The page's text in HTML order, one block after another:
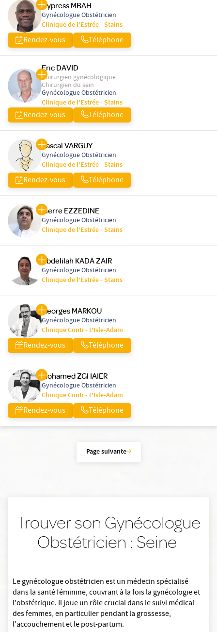
Cypress MBAH
Gynécologue Obstétricien
Clinique de l'Estrée - Stains
Rendez-vous Téléphone
Eric DAVID
Chirurgien gynécologique
Chirurgien du sein
Gynécologue Obstétricien
Clinique de l'Estrée - Stains
Rendez-vous Téléphone
Pascal VARGUY
Gynécologue Obstétricien
Clinique de l'Estrée - Stains
Rendez-vous Téléphone
Pierre EZZEDINE
Gynécologue Obstétricien
Clinique de l'Estrée - Stains
Abdelilah KADA ZAIR
Gynécologue Obstétricien
Clinique de l'Estrée - Stains
Georges MARKOU
Gynécologue Obstétricien
Clinique Conti - L'Isle-Adam
Rendez-vous Téléphone
Mohamed ZGHAIER
Gynécologue Obstétricien
Clinique Conti - L'Isle-Adam
Rendez-vous Téléphone
Page suivante
Trouver son Gynécologue
Obstétricien : Seine
Le gynécologue obstétricien est un médecin spécialisé
dans la santé féminine, couvrant à la fois la gynécologie et
l'obstétrique. Il joue un rôle crucial dans le suivi médical
des femmes, en particulier pendant la grossesse,
l'accouchement et le post-partum.